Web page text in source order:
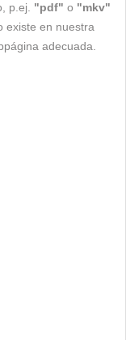
p.ej. "pdf" o "mkv"
existe en nuestra
adecuada.